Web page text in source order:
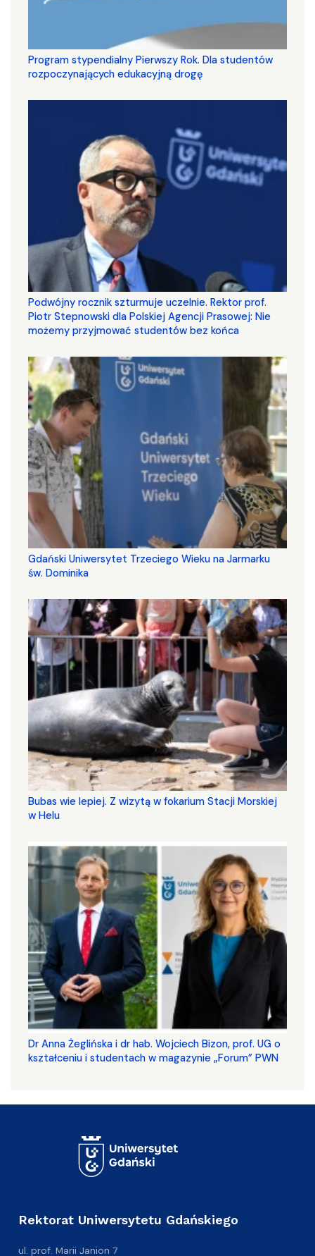
Program stypendialny Pierwszy Rok. Dla studentów
rozpoczynających edukacyjną drogę
Podwójny rocznik szturmuje uczelnie. Rektor prof.
Piotr Stepnowski dla Polskiej Agencji Prasowej: Nie
możemy przyjmować studentów bez końca
Gdański Uniwersytet Trzeciego Wieku na Jarmarku
św. Dominika
Bubas wie lepiej. Z wizytą w fokarium Stacji Morskiej
w Helu
​​​​​​​Dr Anna Żeglińska i dr hab. Wojciech Bizon, prof. UG o
kształceniu i studentach w magazynie „Forum” PWN
Rektorat Uniwersytetu Gdańskiego
ul. prof. Marii Janion 7